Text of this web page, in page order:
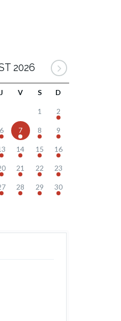
2026
J V S D
1 2
6 7 8 9
14 15 16
21 22 23
28 29 30